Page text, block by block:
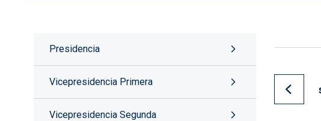
Presidencia
Vicepresidencia Primera
Vicepresidencia Segunda
Ir al